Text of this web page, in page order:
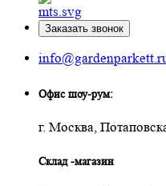
Заказать звонок
Офис шоу-рум:
г. Москва,
Склад -магазин